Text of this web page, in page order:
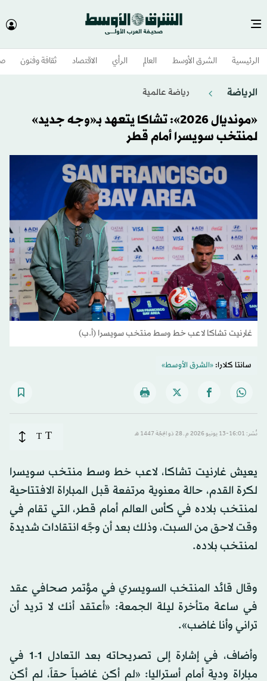
الرئيسية الشرق الأوسط​ العالم الرأي الاقتصاد ثقافة وفنون
الرياضة رياضة عالمية
«مونديال 2026»: تشاكا يتعهد بـ«وجه جديد»
لمنتخب سويسرا أمام قطر
غارنيت تشاكا لاعب خط وسط منتخب سويسرا (أ.ب)
سانتا كلارا:«الشرق الأوسط»
نُشر: 16:01-13 يونيو 2026 م ـ 28 ذو الحِجّة 1447 هـ T
T
يعيش غارنيت تشاكا، لاعب خط وسط منتخب سويسرا
لكرة القدم، حالة معنوية مرتفعة قبل المباراة الافتتاحية
لمنتخب بلاده في كأس العالم أمام قطر، التي تقام في
وقت لاحق من السبت، وذلك بعد أن وجَّه انتقادات شديدة
لمنتخب بلاده.
وقال قائد المنتخب السويسري في مؤتمر صحافي عقد
في ساعة متأخرة ليلة الجمعة: «أعتقد أنك لا تريد أن
تراني وأنا غاضب».
وأضاف، في إشارة إلى تصريحاته بعد التعادل 1-1 في
مباراة ودية أمام أستراليا: «لم أكن غاضباً حقاً، لم أكن